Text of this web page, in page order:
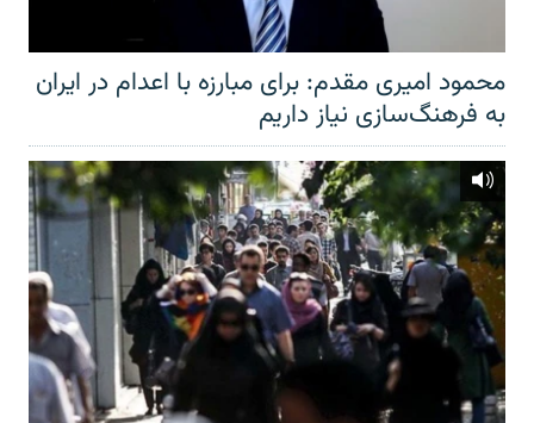
محمود امیری مقدم: برای مبارزه با اعدام در ایران
به فرهنگ‌سازی نیاز داریم